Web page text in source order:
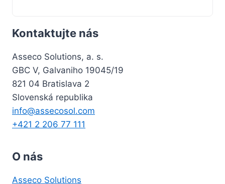
Kontaktujte nás
Asseco Solutions, a. s.
GBC V, Galvaniho 19045/19
821 04 Bratislava 2
Slovenská republika
info@assecosol.com
+421 2 206 77 111
O nás
Asseco Solutions